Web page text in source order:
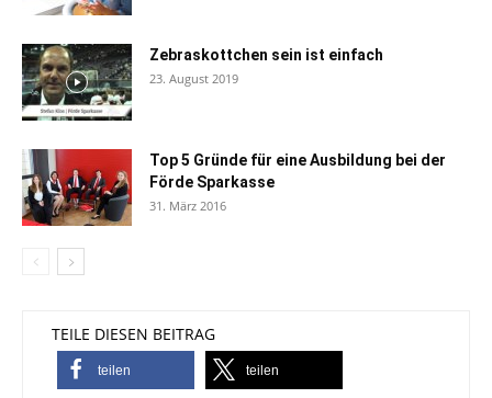
Zebraskottchen sein ist einfach
23. August 2019
Top 5 Gründe für eine Ausbildung bei der
Förde Sparkasse
31. März 2016
TEILE DIESEN BEITRAG
teilen teilen